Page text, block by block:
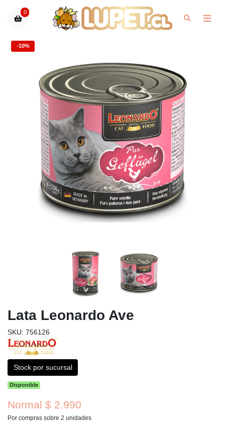
0
-10%
Lata Leonardo Ave
SKU: 756126
Stock por sucursal
Disponible
Normal $ 2.990
Por compras sobre 2 unidades